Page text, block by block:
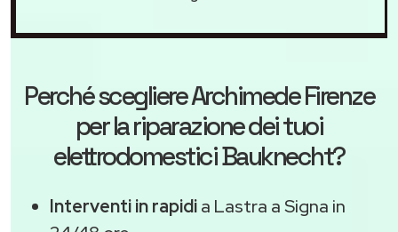
Perché scegliereArchimede Firenze
per la riparazione dei tuoi
elettrodomestici Bauknecht?
Interventi in rapidia Lastra a Signa in